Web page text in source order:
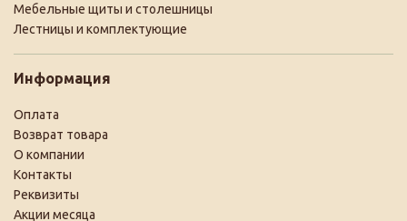
Мебельные щиты и столешницы
Лестницы и комплектующие
Информация
Оплата
Возврат товара
О компании
Контакты
Реквизиты
Акции месяца